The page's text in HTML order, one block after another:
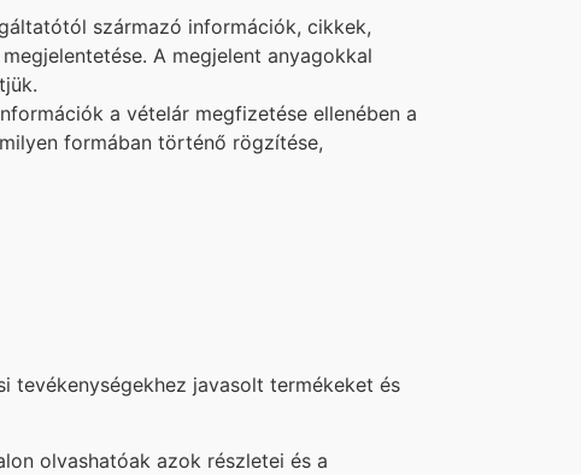
származó információk, cikkek,
A megjelent anyagokkal
a vételár megfizetése ellenében a
formában történő rögzítése,
tevékenységekhez javasolt termékeket és
olvashatóak azok részletei és a